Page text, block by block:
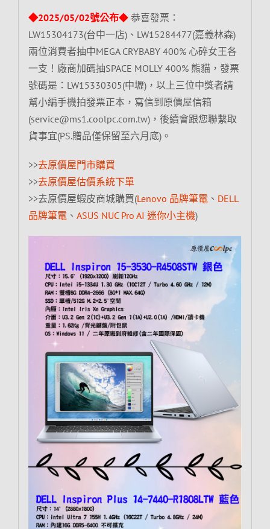
◆2025/05/02號公布◆ 恭喜發票：
LW15304173(台中一店)、LW15284477(嘉義林森)
兩位消費者抽中MEGA CRYBABY 400% 心碎女王各
一支！廠商加碼抽SPACE MOLLY 400% 熊貓，發票
號碼是：LW15330305(中壢)，以上三位中獎者請
幫小編手機拍發票正本，寫信到原價屋信箱
(service@ms1.coolpc.com.tw)，後續會跟您聯繫取
貨事宜(PS.贈品僅保留至六月底)。
>>去原價屋門市購買
>>去原價屋估價系統下單
>>去原價屋蝦皮商城購買(Lenovo 品牌筆電、 DELL
品牌筆電、 ASUS NUC Pro AI 迷你小主機)